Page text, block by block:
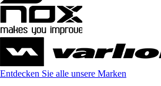
Entdecken Sie alle unsere Marken